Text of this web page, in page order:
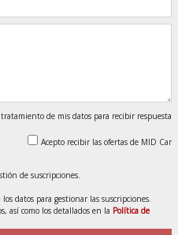
de mis datos para recibir respuesta
Acepto recibir las ofertas de MID Car
de suscripciones.
datos para gestionar las suscripciones.
así como los detallados en la Política de